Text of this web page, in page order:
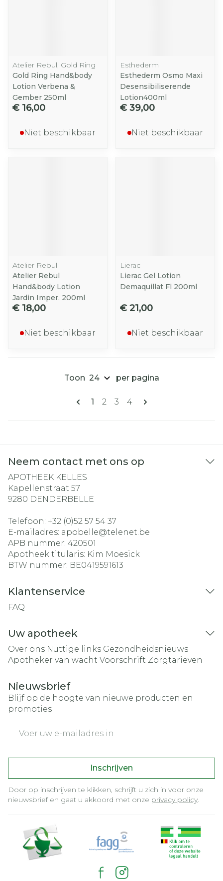
Atelier Rebul, Gold Ring
Gold Ring Hand&body
Lotion Verbena &
Gember 250ml
€ 16,00
Niet beschikbaar
Esthederm
Esthederm Osmo Maxi
Desensibiliserende
Lotion400ml
€ 39,00
Niet beschikbaar
Atelier Rebul
Atelier Rebul
Hand&body Lotion
Jardin Imper. 200ml
€ 18,00
Niet beschikbaar
Lierac
Lierac Gel Lotion
Demaquillat Fl 200ml
€ 21,00
Niet beschikbaar
Pagina's
U lees momenteel pagina
1 Pagina
2 Pagina
3 Pagina
4
Toon per pagina
Neem contact met ons op
APOTHEEK KELLES
Kapellenstraat 57
9280 DENDERBELLE
Telefoon: +32 (0)52 57 54 37
E-mailadres: apobelle@telenet.be
APB nummer: 420501
Apotheek titularis: Kim Moesick
BTW nummer: BE0419591613
Klantenservice
FAQ
Uw apotheek
Over ons Nuttige links Gezondheidsnieuws
Apotheker van wacht Voorschrift Zorgtarieven
Nieuwsbrief
Blijf op de hoogte van nieuwe producten en
promoties
Inschrijven
Door op inschrijven te klikken, schrijft u zich in voor onze
nieuwsbrief en gaat u akkoord met onze privacy policy.